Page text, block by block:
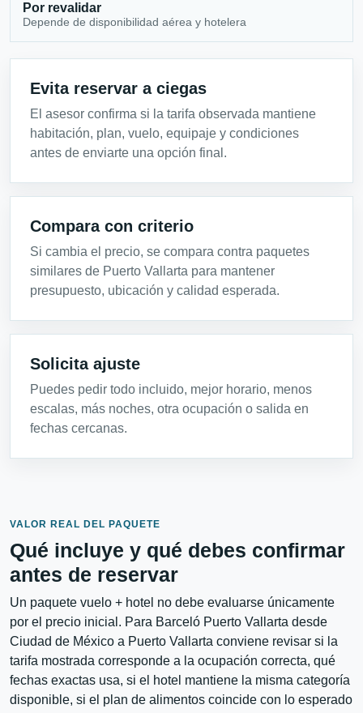
Por revalidar
Depende de disponibilidad aérea y hotelera
Evita reservar a ciegas
El asesor confirma si la tarifa observada mantiene
habitación, plan, vuelo, equipaje y condiciones
antes de enviarte una opción final.
Compara con criterio
Si cambia el precio, se compara contra paquetes
similares de Puerto Vallarta para mantener
presupuesto, ubicación y calidad esperada.
Solicita ajuste
Puedes pedir todo incluido, mejor horario, menos
escalas, más noches, otra ocupación o salida en
fechas cercanas.
VALOR REAL DEL PAQUETE
Qué incluye y qué debes confirmar
antes de reservar
Un paquete vuelo + hotel no debe evaluarse únicamente
por el precio inicial. Para Barceló Puerto Vallarta desde
Ciudad de México a Puerto Vallarta conviene revisar si la
tarifa mostrada corresponde a la ocupación correcta, qué
fechas exactas usa, si el hotel mantiene la misma categoría
disponible, si el plan de alimentos coincide con lo esperado